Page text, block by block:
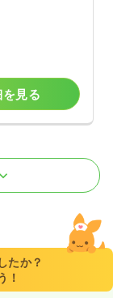
見る
たか？
！